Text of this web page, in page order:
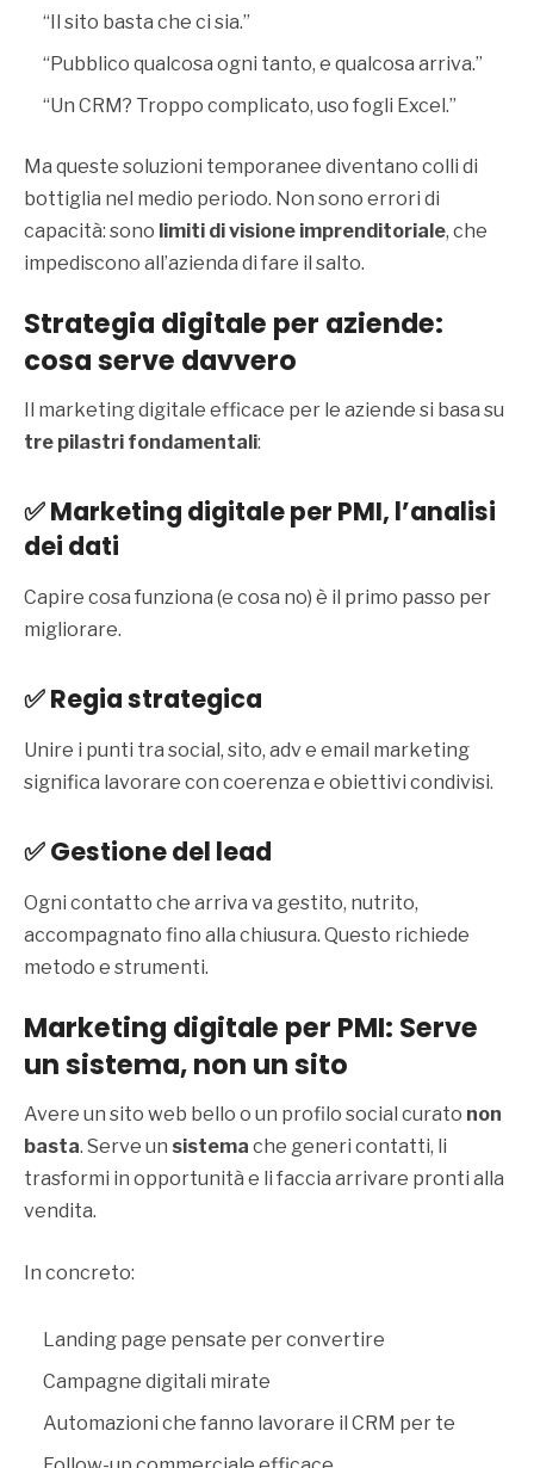
“Il sito basta che ci sia.”
“Pubblico qualcosa ogni tanto, e qualcosa arriva.”
“Un CRM? Troppo complicato, uso fogli Excel.”
Ma queste soluzioni temporanee diventano colli di
bottiglia nel medio periodo. Non sono errori di
capacità: sono limiti di visione imprenditoriale, che
impediscono all’azienda di fare il salto.
Strategia digitale per aziende:
cosa serve davvero
Il marketing digitale efficace per le aziende si basa su
tre pilastri fondamentali:
✅Marketing digitale per PMI, l’analisi
dei dati
Capire cosa funziona (e cosa no) è il primo passo per
migliorare.
✅ Regia strategica
Unire i punti tra social, sito, adv e email marketing
significa lavorare con coerenza e obiettivi condivisi.
✅ Gestione del lead
Ogni contatto che arriva va gestito, nutrito,
accompagnato fino alla chiusura. Questo richiede
metodo e strumenti.
Marketing digitale per PMI: Serve
un sistema, non un sito
Avere un sito web bello o un profilo social curato non
basta. Serve un sistema che generi contatti, li
trasformi in opportunità e li faccia arrivare pronti alla
vendita.
In concreto:
Landing page pensate per convertire
Campagne digitali mirate
Automazioni che fanno lavorare il CRM per te